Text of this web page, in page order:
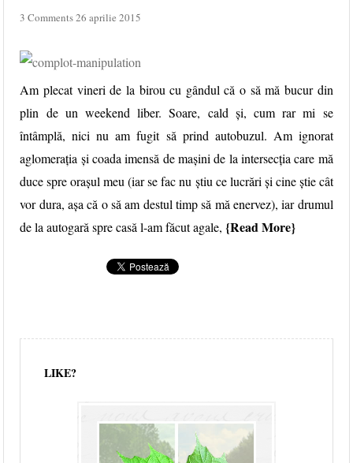
3 Comments26 aprilie 2015
Am plecat vineri de la birou cu gândul că o să mă bucur din
plin de un weekend liber. Soare, cald şi, cum rar mi se
întâmplă, nici nu am fugit să prind autobuzul. Am ignorat
aglomeraţia şi coada imensă de maşini de la intersecţia care mă
duce spre oraşul meu (iar se fac nu ştiu ce lucrări şi cine ştie cât
vor dura, aşa că o să am destul timp să mă enervez), iar drumul
de la autogară spre casă l-am făcut agale, Read More
LIKE?